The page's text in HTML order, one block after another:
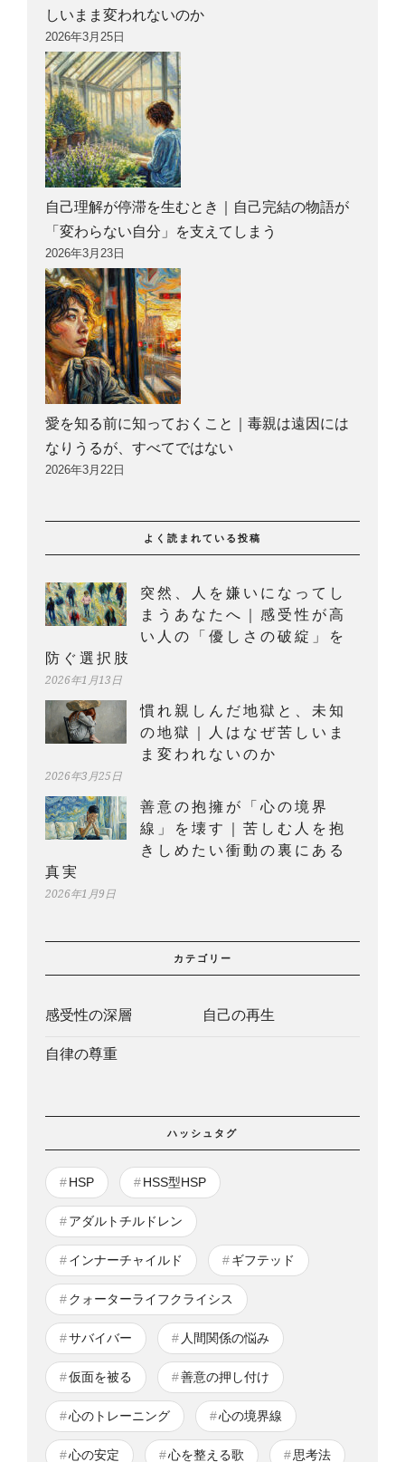
しいまま変われないのか
2026年3月25日
自己理解が停滞を生むとき｜自己完結の物語が
「変わらない自分」を支えてしまう
2026年3月23日
愛を知る前に知っておくこと｜毒親は遠因には
なりうるが、すべてではない
2026年3月22日
よく読まれている投稿
突然、人を嫌いになってし
まうあなたへ｜感受性が高
い人の「優しさの破綻」を
防ぐ選択肢
2026年1月13日
慣れ親しんだ地獄と、未知
の地獄｜人はなぜ苦しいま
ま変われないのか
2026年3月25日
善意の抱擁が「心の境界
線」を壊す｜苦しむ人を抱
きしめたい衝動の裏にある
真実
2026年1月9日
カテゴリー
感受性の深層 自己の再生
自律の尊重
ハッシュタグ
HSP HSS型HSP
アダルトチルドレン
インナーチャイルド ギフテッド
クォーターライフクライシス
サバイバー 人間関係の悩み
仮面を被る 善意の押し付け
心のトレーニング 心の境界線
心の安定 心を整える歌 思考法